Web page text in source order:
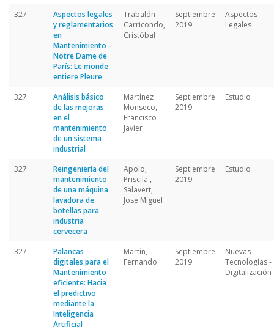
327
Aspectos legales
y reglamentarios
en
Mantenimiento -
Notre Dame de
París: Le monde
entiere Pleure
Trabalón
Carricondo,
Cristóbal
Septiembre
2019
Aspectos
Legales
327
Análisis básico
de las mejoras
en el
mantenimiento
de un sistema
industrial
Martínez
Monseco,
Francisco
Javier
Septiembre
2019
Estudio
327
Reingeniería del
mantenimiento
de una máquina
lavadora de
botellas para
industria
cervecera
Apolo,
Priscila ,
Salavert,
Jose Miguel
Septiembre
2019
Estudio
327
Palancas
digitales para el
Mantenimiento
eficiente: Hacia
el predictivo
mediante la
Inteligencia
Artificial
Martín,
Fernando
Septiembre
2019
Nuevas
Tecnologías -
Digitalización